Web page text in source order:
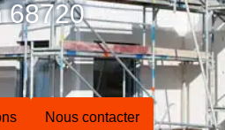
68720
Nous contacter